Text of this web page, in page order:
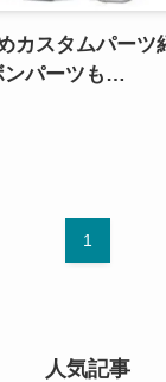
カスタムパーツ
ンパーツも…
1
人気記事